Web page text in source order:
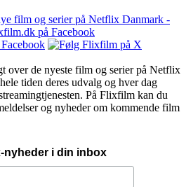
film og serier på Netflix Danmark -
på Facebook
over de nyeste film og serier på Netflix
tiden deres udvalg og hver dag
På Flixfilm kan du
og nyheder om kommende film
nyheder i din inbox